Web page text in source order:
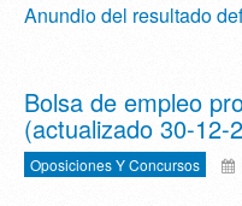
Anundio del resultado
Bolsa de empleo
(actualizado 30-12-
Oposiciones Y Concursos